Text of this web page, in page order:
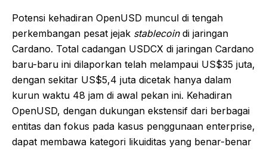
Potensi kehadiran OpenUSD muncul di tengah
perkembangan pesat jejak stablecoindi jaringan
Cardano. Total cadangan USDCX di jaringan Cardano
baru-baru ini dilaporkan telah melampaui US$35 juta,
dengan sekitar US$5,4 juta dicetak hanya dalam
kurun waktu 48 jam di awal pekan ini. Kehadiran
OpenUSD, dengan dukungan ekstensif dari berbagai
entitas dan fokus pada kasus penggunaan enterprise,
dapat membawa kategori likuiditas yang benar-benar